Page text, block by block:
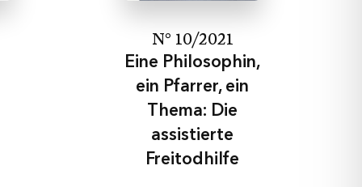
N° 10/2021
Eine Philosophin,
ein Pfarrer, ein
Thema: Die
assistierte
Freitodhilfe